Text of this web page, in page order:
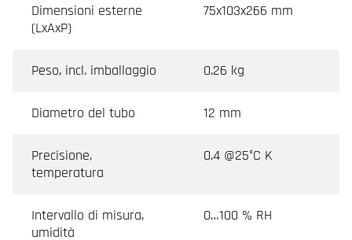
Dimensioni esterne
(LxAxP)
75x103x266 mm
Peso, incl. imballaggio 0.26 kg
Diametro del tubo 12 mm
Precisione,
temperatura
0.4 @25°C K
Intervallo di misura,
umidità
0…100 % RH